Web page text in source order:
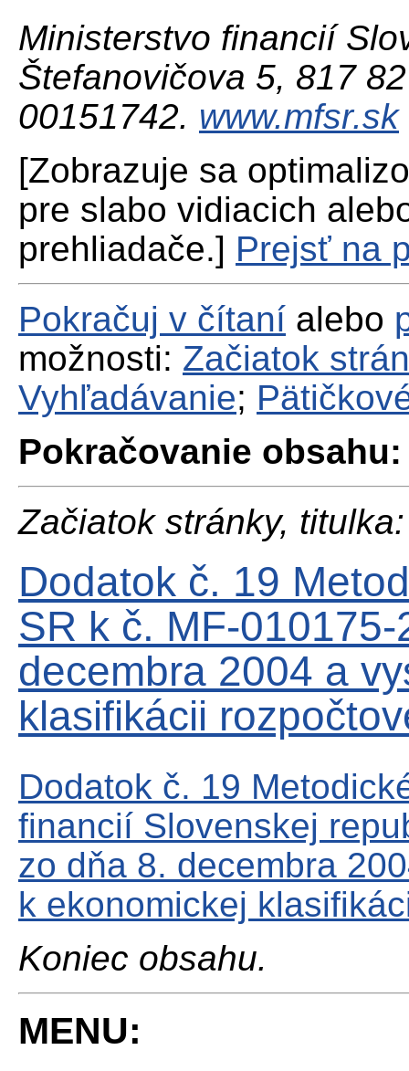
Ministerstvo financií
Štefanovičova 5, 817
00151742. www.mfsr.sk
[Zobrazuje sa
pre slabo vidiacich
prehliadače.] Prejsť na
Pokračuj v čítaní alebo
možnosti: Začiatok
Vyhľadávanie;
Pokračovanie obsahu:
Začiatok stránky, titulka:
Dodatok č. 19
SR k č. MF-
decembra 2004 a
klasifikácii
Dodatok č. 19
financií Slovenskej
zo dňa 8. decembra
k ekonomickej
Koniec obsahu.
MENU: